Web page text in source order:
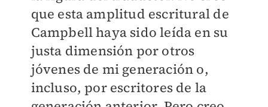
que esta amplitud escritural de
Campbell haya sido leída en su
justa dimensión por otros
jóvenes de mi generación o,
incluso, por escritores de la